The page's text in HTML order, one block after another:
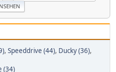
, Speeddrive (44), Ducky (36),
(34)